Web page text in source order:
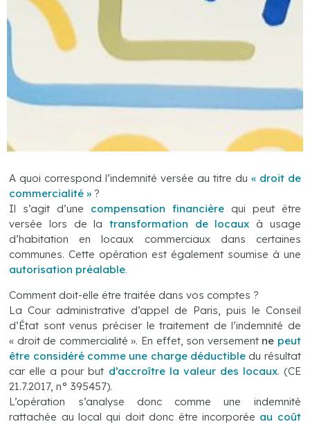
A quoi correspond l’indemnité versée au titre du « droit de
commercialité » ?
Il s’agit d’une compensation financièrequi peut être
versée lors de la transformation de locaux à usage
d’habitation en locaux commerciaux dans certaines
communes. Cette opération est également soumise à une
autorisation préalable.
Comment doit-elle être traitée dans vos comptes ?
La Cour administrative d’appel de Paris, puis le Conseil
d’État sont venus préciser le traitement de l’indemnité de
« droit de commercialité ». En effet, son versement ne peut
être considéré comme une charge déductibledu résultat
car elle a pour but d’accroître la valeur des locaux. (CE
21.7.2017, n° 395457).
L’opération s’analyse donc comme une indemnité
rattachée au local qui doit donc être incorporée au coût